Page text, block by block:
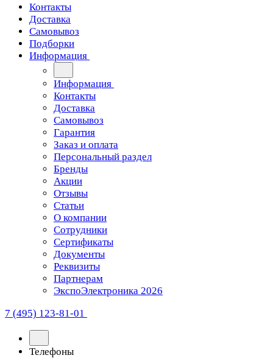
Контакты
Доставка
Самовывоз
Подборки
Информация
Информация
Контакты
Доставка
Самовывоз
Гарантия
Заказ и оплата
Персональный раздел
Бренды
Акции
Отзывы
Статьи
О компании
Сотрудники
Сертификаты
Документы
Реквизиты
Партнерам
ЭкспоЭлектроника 2026
7 (495) 123-81-01
Телефоны